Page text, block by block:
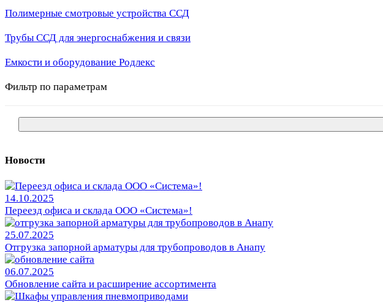
Полимерные смотровые устройства ССД
Трубы ССД для энергоснабжения и связи
Емкости и оборудование Родлекс
Фильтр по параметрам
Новости
14.10.2025
Переезд офиса и склада ООО «Система»!
25.07.2025
Отгрузка запорной арматуры для трубопроводов в Анапу
06.07.2025
Обновление сайта и расширение ассортимента